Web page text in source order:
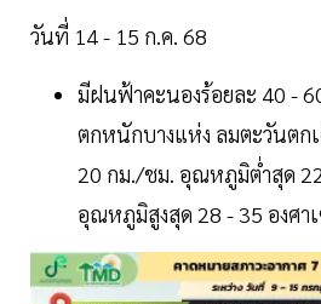
วันที่ 14 - 15 ก.ค. 68
มีฝนฟ้าคะนองร้อยละ 40 -
ตกหนักบางแห่ง ลมตะวันตกเ
20 กม./ชม. อุณหภูมิต่ำสุด
อุณหภูมิสูงสุด 28 - 35 องศา